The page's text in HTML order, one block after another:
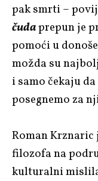
pak smrti –
čudaprepun je
pomoći u
možda su
i samo čekaju
posegnemo za
Roman
filozofa na
kulturalni